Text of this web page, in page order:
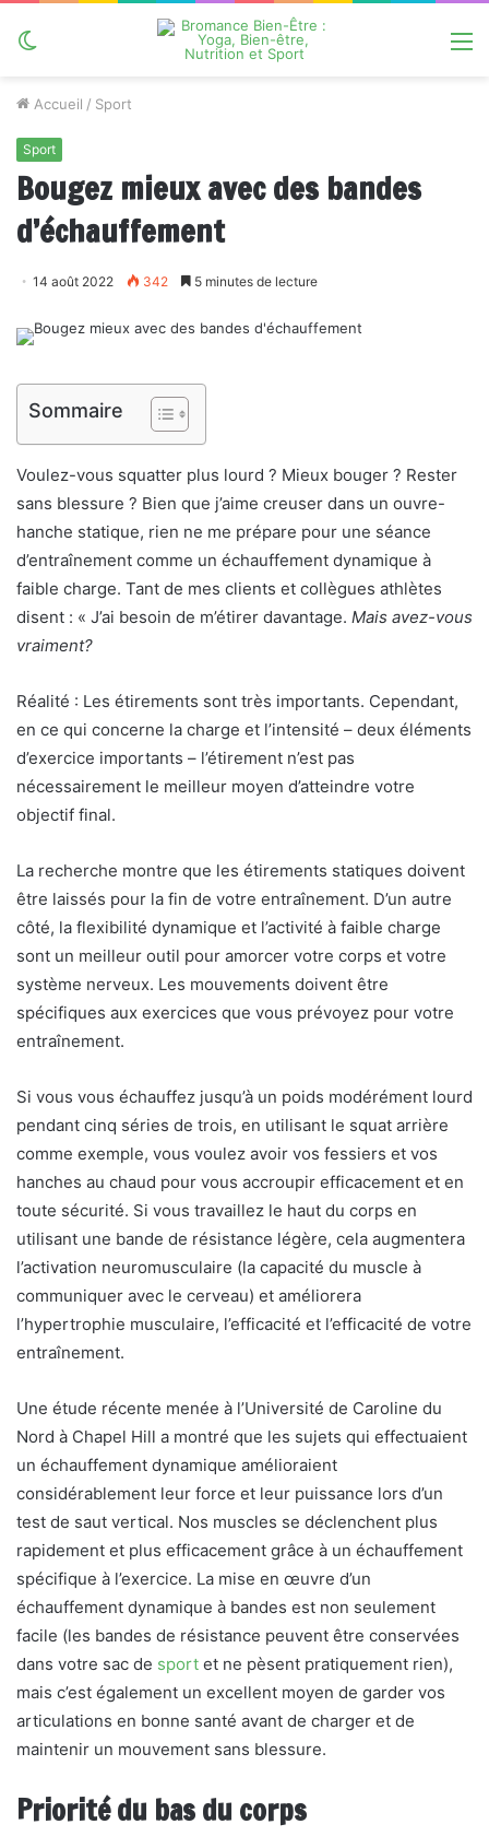
Accueil / Sport
Sport
Bougez mieux avec des bandes
d’échauffement
14 août 2022 342 5 minutes de lecture
Sommaire
Voulez-vous squatter plus lourd ? Mieux bouger ? Rester
sans blessure ? Bien que j’aime creuser dans un ouvre-
hanche statique, rien ne me prépare pour une séance
d’entraînement comme un échauffement dynamique à
faible charge. Tant de mes clients et collègues athlètes
disent : « J’ai besoin de m’étirer davantage. Mais avez-vous
vraiment?
Réalité : Les étirements sont très importants. Cependant,
en ce qui concerne la charge et l’intensité – deux éléments
d’exercice importants – l’étirement n’est pas
nécessairement le meilleur moyen d’atteindre votre
objectif final.
La recherche montre que les étirements statiques doivent
être laissés pour la fin de votre entraînement. D’un autre
côté, la flexibilité dynamique et l’activité à faible charge
sont un meilleur outil pour amorcer votre corps et votre
système nerveux. Les mouvements doivent être
spécifiques aux exercices que vous prévoyez pour votre
entraînement.
Si vous vous échauffez jusqu’à un poids modérément lourd
pendant cinq séries de trois, en utilisant le squat arrière
comme exemple, vous voulez avoir vos fessiers et vos
hanches au chaud pour vous accroupir efficacement et en
toute sécurité. Si vous travaillez le haut du corps en
utilisant une bande de résistance légère, cela augmentera
l’activation neuromusculaire (la capacité du muscle à
communiquer avec le cerveau) et améliorera
l’hypertrophie musculaire, l’efficacité et l’efficacité de votre
entraînement.
Une étude récente menée à l’Université de Caroline du
Nord à Chapel Hill a montré que les sujets qui effectuaient
un échauffement dynamique amélioraient
considérablement leur force et leur puissance lors d’un
test de saut vertical. Nos muscles se déclenchent plus
rapidement et plus efficacement grâce à un échauffement
spécifique à l’exercice. La mise en œuvre d’un
échauffement dynamique à bandes est non seulement
facile (les bandes de résistance peuvent être conservées
dans votre sac de sport et ne pèsent pratiquement rien),
mais c’est également un excellent moyen de garder vos
articulations en bonne santé avant de charger et de
maintenir un mouvement sans blessure.
Priorité du bas du corps